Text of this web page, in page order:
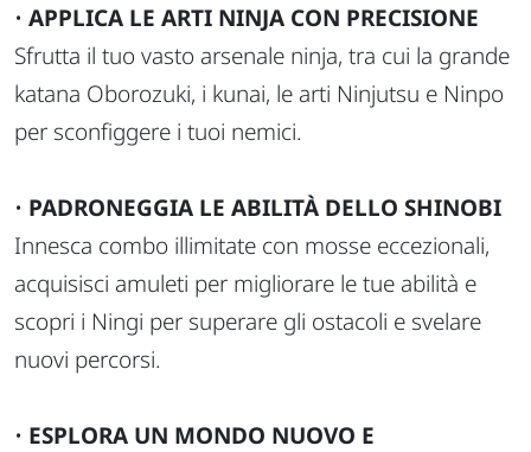
• APPLICA LE ARTI NINJA CON PRECISIONE
Sfrutta il tuo vasto arsenale ninja, tra cui la grande
katana Oborozuki, i kunai, le arti Ninjutsu e Ninpo
per sconfiggere i tuoi nemici.
• PADRONEGGIA LE ABILITÀ DELLO SHINOBI
Innesca combo illimitate con mosse eccezionali,
acquisisci amuleti per migliorare le tue abilità e
scopri i Ningi per superare gli ostacoli e svelare
nuovi percorsi.
• ESPLORA UN MONDO NUOVO E